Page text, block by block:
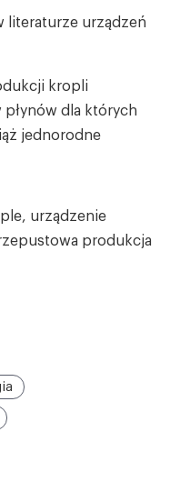
literaturze urządzeń
kropli
płynów dla których
jednorodne
urządzenie
produkcja